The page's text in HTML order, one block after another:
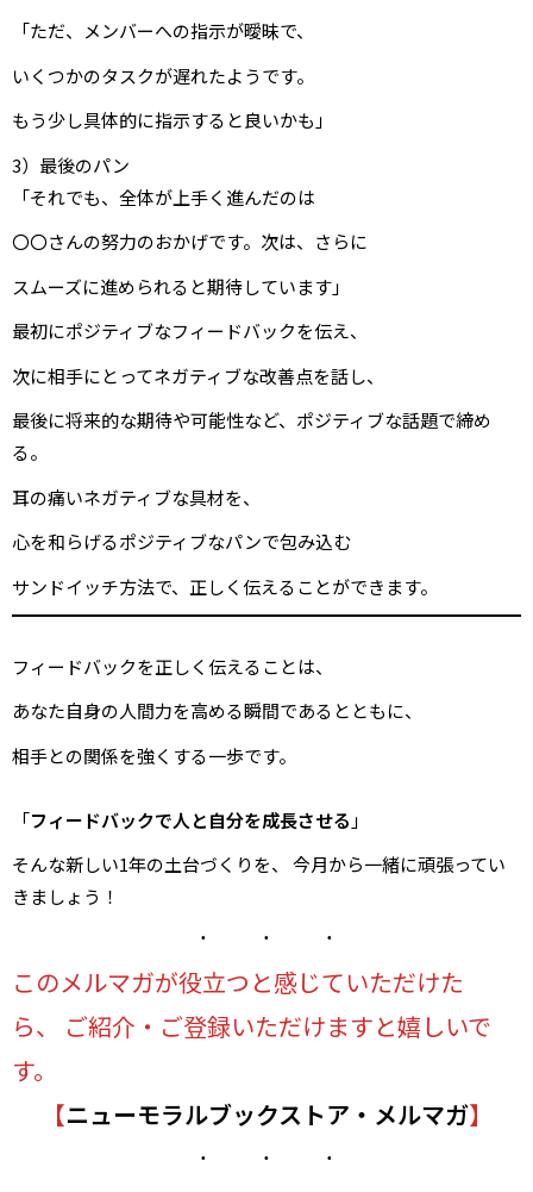
「ただ、メンバーへの指示が曖昧で、
いくつかのタスクが遅れたようです。
もう少し具体的に指示すると良いかも」
3）最後のパン
「それでも、全体が上手く進んだのは
〇〇さんの努力のおかげです。次は、さらに
スムーズに進められると期待しています」
最初にポジティブなフィードバックを伝え、
次に相手にとってネガティブな改善点を話し、
最後に将来的な期待や可能性など、ポジティブな話題で締め
る。
耳の痛いネガティブな具材を、
心を和らげるポジティブなパンで包み込む
サンドイッチ方法で、正しく伝えることができます。
フィードバックを正しく伝えることは、
あなた自身の人間力を高める瞬間であるとともに、
相手との関係を強くする一歩です。
「フィードバックで人と自分を成長させる 」
そんな新しい1年の土台づくりを、 今月から一緒に頑張ってい
きましょう！
このメルマガが役立つと感じていただけた
ら、 ご紹介・ご登録いただけますと嬉しいで
す。
【ニューモラルブックストア・メルマガ】